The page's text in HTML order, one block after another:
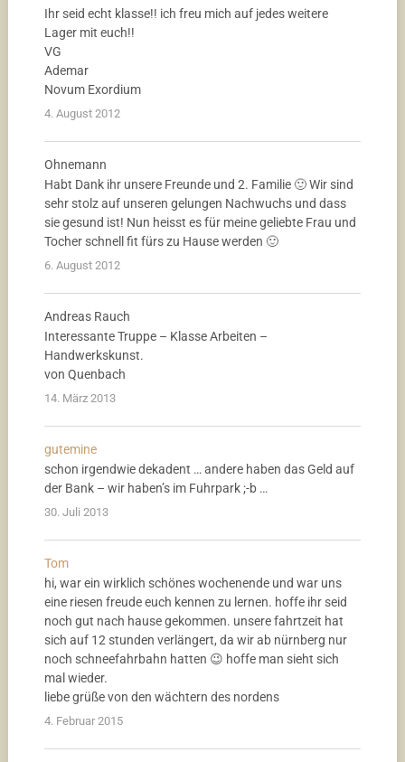
Ihr seid echt klasse!! ich freu mich auf jedes weitere
Lager mit euch!!
VG
Ademar
Novum Exordium
4. August 2012
Ohnemann
Habt Dank ihr unsere Freunde und 2. Familie 🙂 Wir sind
sehr stolz auf unseren gelungen Nachwuchs und dass
sie gesund ist! Nun heisst es für meine geliebte Frau und
Tocher schnell fit fürs zu Hause werden 🙂
6. August 2012
Andreas Rauch
Interessante Truppe – Klasse Arbeiten –
Handwerkskunst.
von Quenbach
14. März 2013
gutemine
schon irgendwie dekadent … andere haben das Geld auf
der Bank – wir haben’s im Fuhrpark ;-b …
30. Juli 2013
Tom
hi, war ein wirklich schönes wochenende und war uns
eine riesen freude euch kennen zu lernen. hoffe ihr seid
noch gut nach hause gekommen. unsere fahrtzeit hat
sich auf 12 stunden verlängert, da wir ab nürnberg nur
noch schneefahrbahn hatten 😉 hoffe man sieht sich
mal wieder.
liebe grüße von den wächtern des nordens
4. Februar 2015